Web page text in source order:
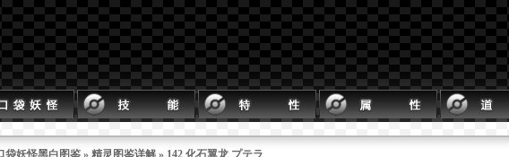
袋妖怪黑白图鉴 » 精灵图鉴详解 » 142 化石翼龙 プテラ